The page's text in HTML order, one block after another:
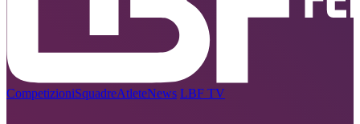
CompetizioniSquadreAtleteNews LBF TV